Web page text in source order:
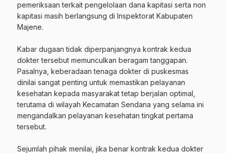
pemeriksaan terkait pengelolaan dana kapitasi serta non
kapitasi masih berlangsung di Inspektorat Kabupaten
Majene.
‎Kabar dugaan tidak diperpanjangnya kontrak kedua
dokter tersebut memunculkan beragam tanggapan.
Pasalnya, keberadaan tenaga dokter di puskesmas
dinilai sangat penting untuk memastikan pelayanan
kesehatan kepada masyarakat tetap berjalan optimal,
terutama di wilayah Kecamatan Sendana yang selama ini
mengandalkan pelayanan kesehatan tingkat pertama
tersebut.
‎Sejumlah pihak menilai, jika benar kontrak kedua dokter